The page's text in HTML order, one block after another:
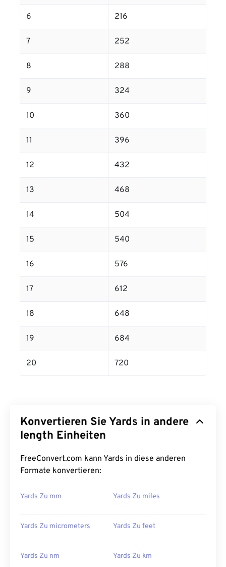
6 216
7 252
8 288
9 324
10 360
11 396
12 432
13 468
14 504
15 540
16 576
17 612
18 648
19 684
20 720
Konvertieren Sie Yards in andere
length Einheiten
FreeConvert.com kann Yards in diese anderen
Formate konvertieren:
Yards Zu mm Yards Zu miles
Yards Zu micrometers Yards Zu feet
Yards Zu nm Yards Zu km